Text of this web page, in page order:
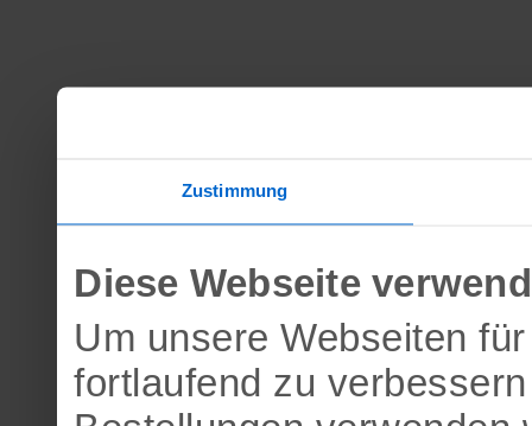
Zustimmung
Diese Webseite
Um unsere Webseiten
fortlaufend zu